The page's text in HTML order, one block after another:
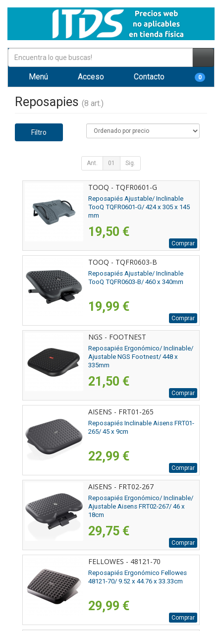
Menú Acceso Contacto 0
Reposapies (8 art.)
Filtro
Ant. 01 Sig.
TOOQ - TQFR0601-G
Reposapiés Ajustable/ Inclinable
TooQ TQFR0601-G/ 424 x 305 x 145
mm
19,50 €
Comprar
TOOQ - TQFR0603-B
Reposapiés Ajustable/ Inclinable
TooQ TQFR0603-B/ 460 x 340mm
19,99 €
Comprar
NGS - FOOTNEST
Reposapiés Ergonómico/ Inclinable/
Ajustable NGS Footnest/ 448 x
335mm
21,50 €
Comprar
AISENS - FRT01-265
Reposapiés Inclinable Aisens FRT01-
265/ 45 x 9cm
22,99 €
Comprar
AISENS - FRT02-267
Reposapiés Ergonómico/ Inclinable/
Ajustable Aisens FRT02-267/ 46 x
18cm
29,75 €
Comprar
FELLOWES - 48121-70
Reposapiés Ergonómico Fellowes
48121-70/ 9.52 x 44.76 x 33.33cm
29,99 €
Comprar